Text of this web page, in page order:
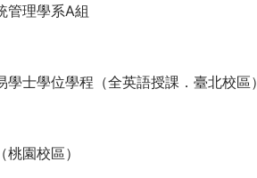
管理學系A組
學士學位學程（全英語授課．臺北校區）
園校區）